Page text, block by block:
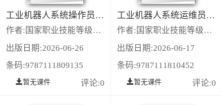
工业机器人系统操作员试题库（中级）
作者:国家职业技能等级认定培训教材编审委员会
出版日期:2026-06-26
条码:9787111809135
暂无课件 评论:0
工业机器人系统运维员试题库（高级）
作者:国家职业技能等级认定培训教材编审委员会
出版日期:2026-06-17
条码:9787111810452
暂无课件 评论:0